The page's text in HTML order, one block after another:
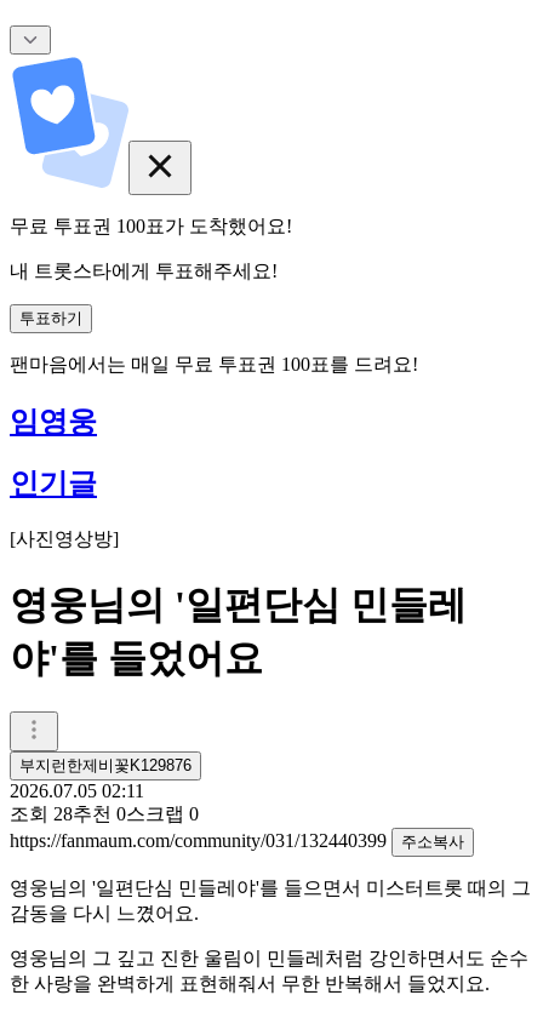
무료 투표권 100표가 도착했어요!
내 트롯스타에게 투표해주세요!
투표하기
팬마음에서는 매일 무료 투표권 100표를 드려요!
임영웅
인기글
[사진영상방]
영웅님의 '일편단심 민들레
야'를 들었어요
부지런한제비꽃K129876
2026.07.05 02:11
조회 28추천 0스크랩 0
https://fanmaum.com/community/031/132440399
주소복사
영웅님의 '일편단심 민들레야'를 들으면서 미스터트롯 때의 그
감동을 다시 느꼈어요.
영웅님의 그 깊고 진한 울림이 민들레처럼 강인하면서도 순수
한 사랑을 완벽하게 표현해줘서 무한 반복해서 들었지요.